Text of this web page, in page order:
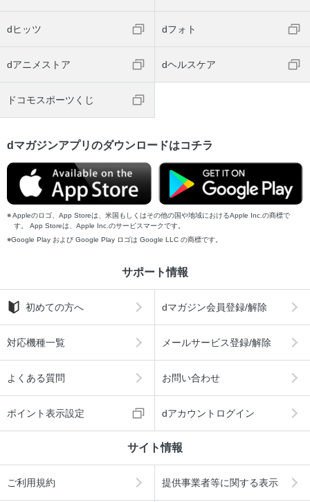
dヒッツ dフォト
dアニメストア dヘルスケア
ドコモスポーツくじ
dマガジンアプリのダウンロードはコチラ
Appleのロゴ、App Storeは、米国もしくはその他の国や地域におけるApple Inc.の商標で
す。 App Storeは、Apple Inc.のサービスマークです。
Google Play および Google Play ロゴは Google LLC の商標です。
サポート情報
初めての方へ dマガジン会員登録/解除
対応機種一覧 メールサービス登録/解除
よくある質問 お問い合わせ
ポイント表示設定 dアカウントログイン
サイト情報
ご利用規約 提供事業者等に関する表示